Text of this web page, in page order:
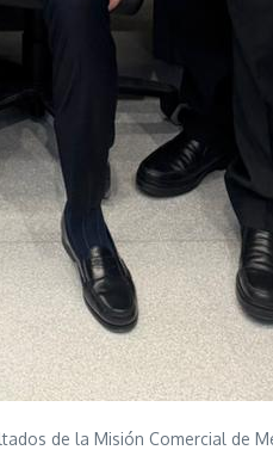
de la Misión Comercial de